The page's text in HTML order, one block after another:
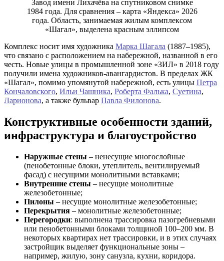
Завод имени Лихачёва на спутниковом снимке
1984 года. Для сравнения – карта «Яндекса» 2026
года. Область, занимаемая жилым комплексом
«Шагал», выделена красным эллипсом
Комплекс носит имя художника Марка Шагала (1887–1985),
что связано с расположением на набережной, названной в его
честь. Новые улицы в промышленной зоне «ЗИЛ» в 2018 году
получили имена художников-авангардистов. В пределах ЖК
«Шагал», помимо упомянутой набережной, есть улицы Петра
Кончаловского, Ильи Чашника, Роберта Фалька, Суетина,
Ларионова, а также бульвар Павла Филонова.
Конструктивные особенности зданий,
инфраструктура и благоустройство
Наружные стены – ненесущие многослойные
(пенобетонные блоки, утеплитель, вентилируемый
фасад) с несущими монолитными вставками;
Внутренние стены – несущие монолитные
железобетонные;
Пилоны – несущие монолитные железобетонные;
Перекрытия – монолитные железобетонные;
Перегородки: выполнена трассировка пазогребневыми
или пенобетонными блоками толщиной 100–200 мм. В
некоторых квартирах нет трассировки, и в этих случаях
застройщик выделяет функциональные зоны –
например, жилую, зону санузла, кухни, коридора.